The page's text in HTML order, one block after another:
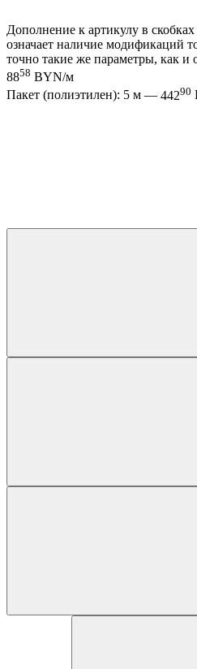
Дополнение к артикулу в
означает наличие модификаций
точно такие же параметры, как и
8858 BYN/м
Пакет (полиэтилен): 5 м — 44290